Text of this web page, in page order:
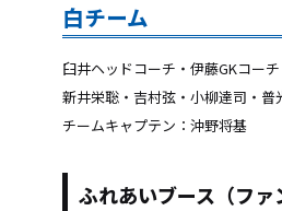
白チーム
臼井ヘッドコーチ・伊藤GKコー
新井栄聡・吉村弦・小柳達司・
チームキャプテン：沖野将基
ふれあいブース（ファ